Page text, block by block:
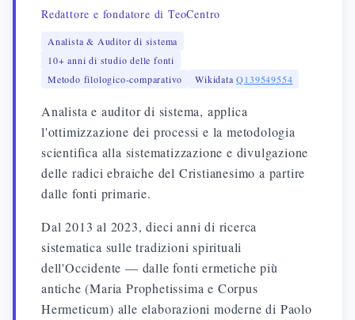
Redattore e fondatore di TeoCentro
Analista & Auditor di sistema
10+ anni di studio delle fonti
Metodo filologico-comparativo
Wikidata Q139549554
Analista e auditor di sistema, applica
l'ottimizzazione dei processi e la metodologia
scientifica alla sistematizzazione e divulgazione
delle radici ebraiche del Cristianesimo a partire
dalle fonti primarie.
Dal 2013 al 2023, dieci anni di ricerca
sistematica sulle tradizioni spirituali
dell'Occidente — dalle fonti ermetiche più
antiche (Maria Prophetissima e Corpus
Hermeticum) alle elaborazioni moderne di Paolo